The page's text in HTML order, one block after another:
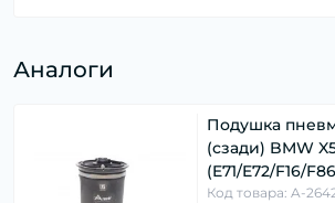
Аналоги
Подушка
(сзади) BMW
(E71/E72/F16/
Код товара: A-